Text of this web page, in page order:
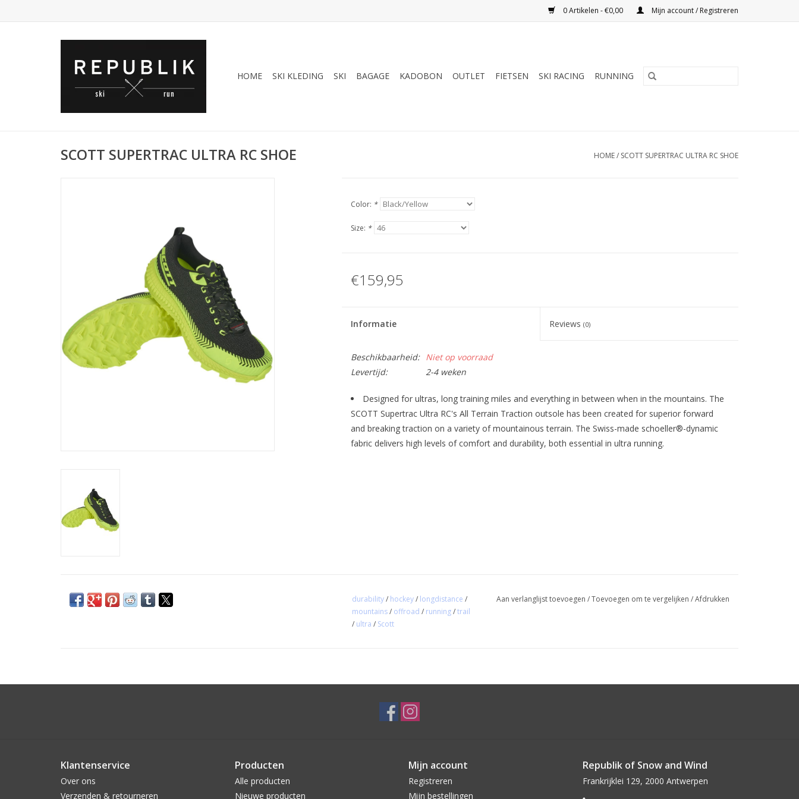
0 Artikelen - €0,00 Mijn account / Registreren
HOME SKI KLEDING SKI BAGAGE KADOBON OUTLET FIETSEN SKI RACING RUNNING
SCOTT SUPERTRAC ULTRA RC SHOE HOME/ SCOTT SUPERTRAC ULTRA RC SHOE
Color: *
Size: *
€159,95
Informatie Reviews(0)
Beschikbaarheid:
Niet op voorraad
Levertijd:
2-4 weken
Designed for ultras, long training miles and everything in between when in the mountains. The
SCOTT Supertrac Ultra RC's All Terrain Traction outsole has been created for superior forward
and breaking traction on a variety of mountainous terrain. The Swiss-made schoeller®-dynamic
fabric delivers high levels of comfort and durability, both essential in ultra running.
durability/ hockey/ longdistance /
mountains/ offroad / running/trail
/ ultra / Scott
Aan verlanglijst toevoegen /Toevoegen om te vergelijken /Afdrukken
Klantenservice
Over ons
Verzenden & retourneren
Producten
Alle producten
Nieuwe producten
Mijn account
Registreren
Mijn bestellingen
Republik of Snow and Wind
Frankrijklei 129, 2000 Antwerpen